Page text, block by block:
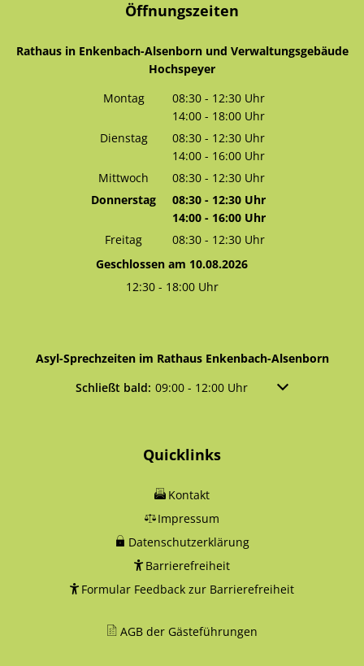
Öffnungszeiten
Rathaus in Enkenbach-Alsenborn und Verwaltungsgebäude
Hochspeyer
Montag
08:30 - 12:30 Uhr
Von 08:30 bis 12:30 Uhr
14:00 - 18:00 Uhr
Von 14:00 bis 18:00 Uhr
Dienstag 08:30 - 12:30 Uhr
Von 08:30 bis 12:30 Uhr
14:00 - 16:00 Uhr
Von 14:00 bis 16:00 Uhr
Mittwoch 08:30 - 12:30 Uhr
Von 08:30 bis 12:30 Uhr
Donnerstag 08:30- 12:30Uhr
Von 08:30 bis 12:30 Uhr
14:00- 16:00Uhr
Von 14:00 bis 16:00 Uhr
Freitag 08:30 - 12:30 Uhr
Von 08:30 bis 12:30 Uhr
Geschlossen am 10.08.2026
12:30- 18:00Uhr
Asyl-Sprechzeiten im Rathaus Enkenbach-Alsenborn
Klicken, um weitere Öffnungs- oder Schließzeiten
Schließt bald: 09:00 - 12:00 Uhr Von 09:00 bis
Quicklinks
Kontakt
Impressum
Datenschutzerklärung
Barrierefreiheit
Formular Feedback zur Barrierefreiheit
AGB der Gästeführungen